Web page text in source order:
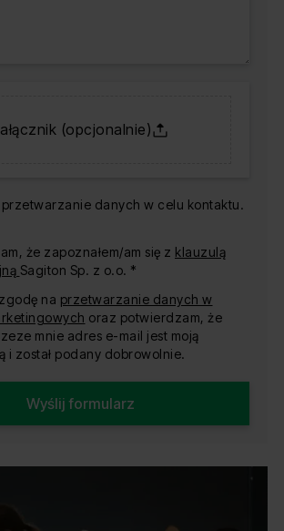
(opcjonalnie)
danych w celu kontaktu.
że zapoznałem/am się z klauzulą
Sagiton Sp. z o.o. *
na przetwarzanie danych w
oraz potwierdzam, że
mnie adres e-mail jest moją
i został podany dobrowolnie.